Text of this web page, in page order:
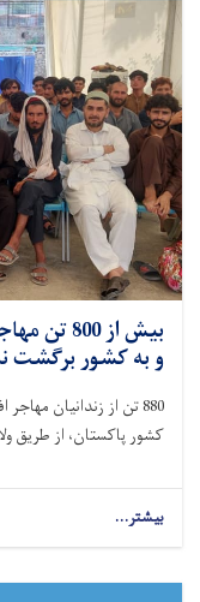
بیش از
و به کشور برگشت
880 تن از زندانیان
کشور پاکستان، از طریق
بیشتر...